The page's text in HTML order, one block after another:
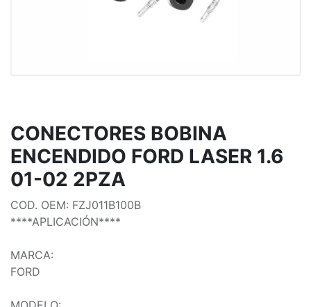
CONECTORES BOBINA
ENCENDIDO FORD LASER 1.6
01-02 2PZA
COD. OEM: FZJ011B100B
****APLICACIÓN****
MARCA:
FORD